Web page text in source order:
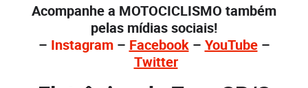
Acompanhe a MOTOCICLISMO também
pelas mídias sociais!
– Instagram– Facebook– YouTube–
Twitter